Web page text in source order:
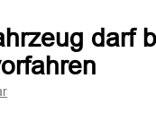
darf